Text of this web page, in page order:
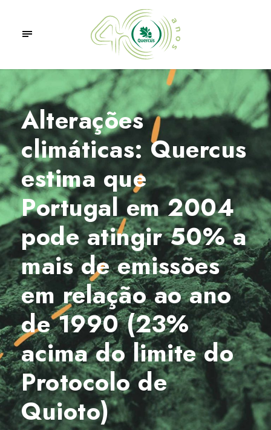
Alterações
climáticas: Quercus
estima que
Portugal em 2004
pode atingir 50% a
mais de emissões
em relação ao ano
de 1990 (23%
acima do limite do
Protocolo de
Quioto)